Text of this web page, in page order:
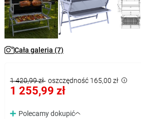
Cała galeria (7)
1 420,99 zł oszczędność 165,00 zł
1 255,99 zł
Polecamy dokupić